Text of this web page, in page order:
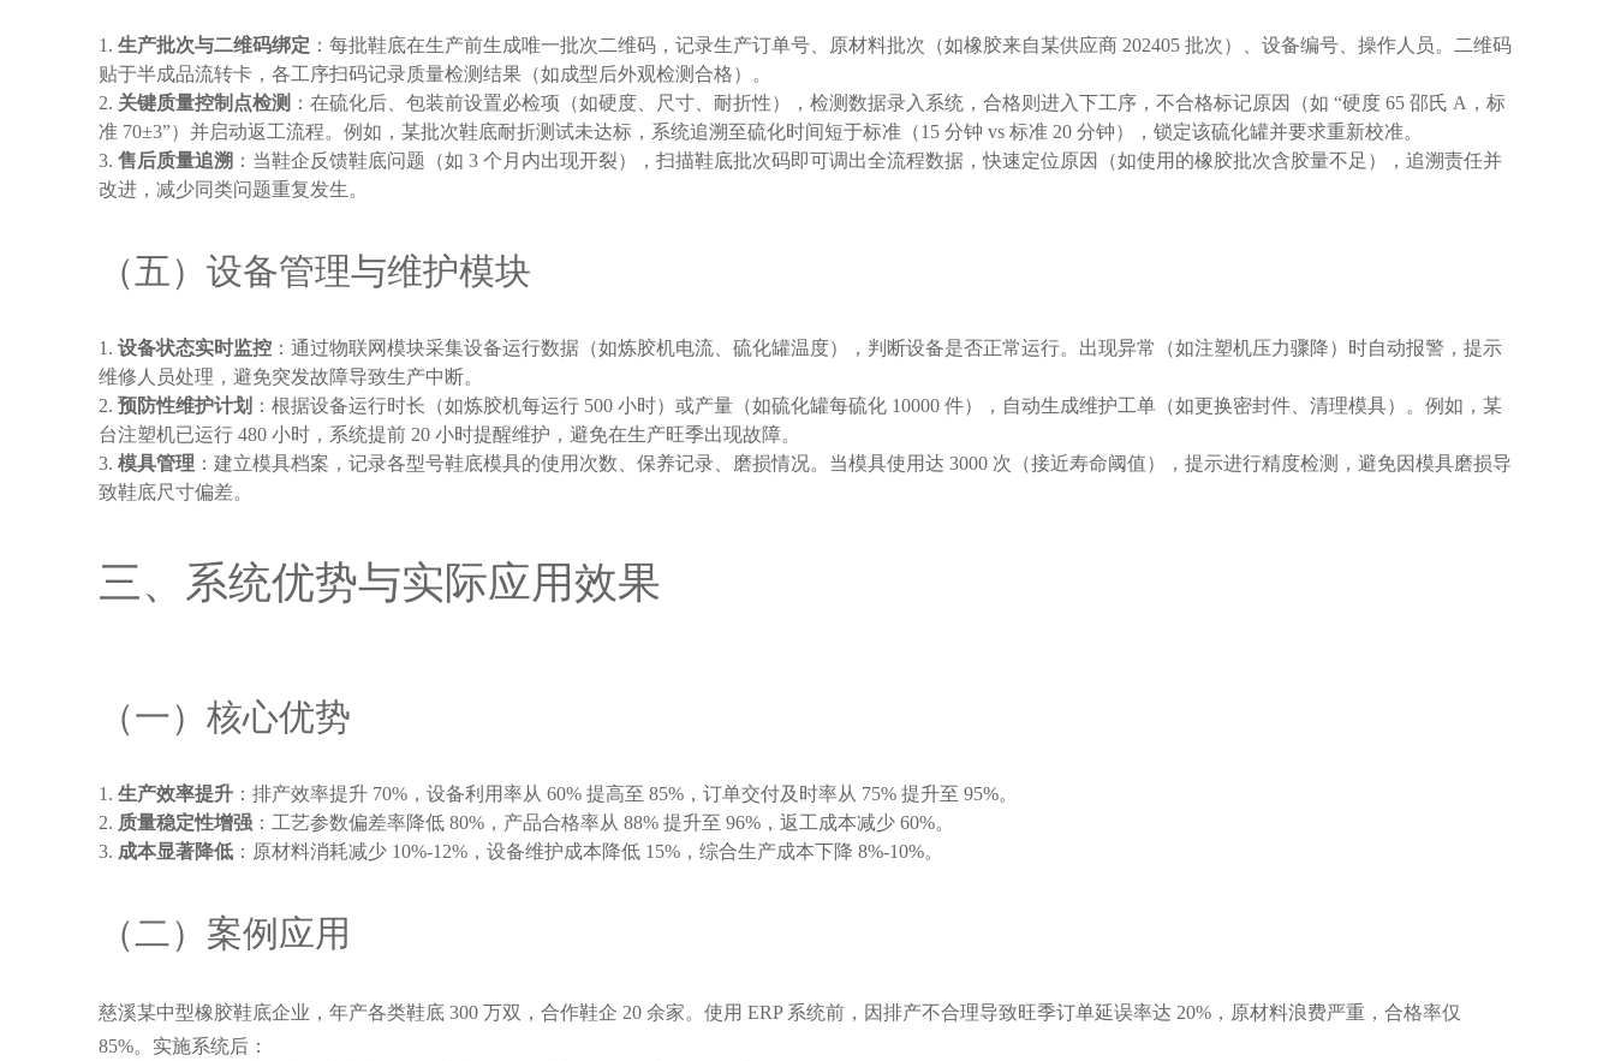
生产批次与二维码绑定 ：每批鞋底在生产前生成唯一批次二维码，记录生产订单号、原材料批次（如橡胶来自某供应商 202405 批次）、设备编号、操作人员。二维码
贴于半成品流转卡，各工序扫码记录质量检测结果（如成型后外观检测合格）。
关键质量控制点检测 ：在硫化后、包装前设置必检项（如硬度、尺寸、耐折性），检测数据录入系统，合格则进入下工序，不合格标记原因（如 “硬度 65 邵氏 A，标
准 70±3”）并启动返工流程。例如，某批次鞋底耐折测试未达标，系统追溯至硫化时间短于标准（15 分钟 vs 标准 20 分钟），锁定该硫化罐并要求重新校准。
售后质量追溯 ：当鞋企反馈鞋底问题（如 3 个月内出现开裂），扫描鞋底批次码即可调出全流程数据，快速定位原因（如使用的橡胶批次含胶量不足），追溯责任并
改进，减少同类问题重复发生。
（五）设备管理与维护模块
设备状态实时监控 ：通过物联网模块采集设备运行数据（如炼胶机电流、硫化罐温度），判断设备是否正常运行。出现异常（如注塑机压力骤降）时自动报警，提示
维修人员处理，避免突发故障导致生产中断。
预防性维护计划 ：根据设备运行时长（如炼胶机每运行 500 小时）或产量（如硫化罐每硫化 10000 件），自动生成维护工单（如更换密封件、清理模具）。例如，某
台注塑机已运行 480 小时，系统提前 20 小时提醒维护，避免在生产旺季出现故障。
模具管理 ：建立模具档案，记录各型号鞋底模具的使用次数、保养记录、磨损情况。当模具使用达 3000 次（接近寿命阈值），提示进行精度检测，避免因模具磨损导
致鞋底尺寸偏差。
三、系统优势与实际应用效果
（一）核心优势
生产效率提升 ：排产效率提升 70%，设备利用率从 60% 提高至 85%，订单交付及时率从 75% 提升至 95%。
质量稳定性增强 ：工艺参数偏差率降低 80%，产品合格率从 88% 提升至 96%，返工成本减少 60%。
成本显著降低 ：原材料消耗减少 10%-12%，设备维护成本降低 15%，综合生产成本下降 8%-10%。
（二）案例应用
慈溪某中型橡胶鞋底企业，年产各类鞋底 300 万双，合作鞋企 20 余家。使用 ERP 系统前，因排产不合理导致旺季订单延误率达 20%，原材料浪费严重，合格率仅
85%。实施系统后：